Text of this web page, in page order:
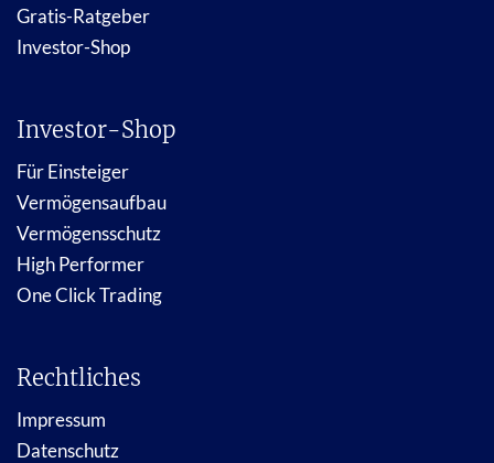
Gratis-Ratgeber
Investor-Shop
Investor-Shop
Für Einsteiger
Vermögensaufbau
Vermögensschutz
High Performer
One Click Trading
Rechtliches
Impressum
Datenschutz